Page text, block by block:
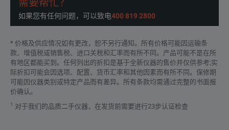
需要帮忙？
如果您有任何问题，可以致电400 819 2800
* 价格及供应情况如有更改，恕不另行通知。所有价格可能因运输条
款、增值税或销售税、进口关税和汇率而有所不同。产品可能不是在所
有地区都能买到。任何列出的折扣是基于全新仪器的售价并仅供参考;实
际折扣可能会因选项、配置、货币汇率和其他因素而有所不同。保修期
可能因仪器类别或特定产品而有差异。所有条款均需通过完整的书面报
价确认。
1 对于我们的品质二手仪器，在发货前需要进行23步认证检查